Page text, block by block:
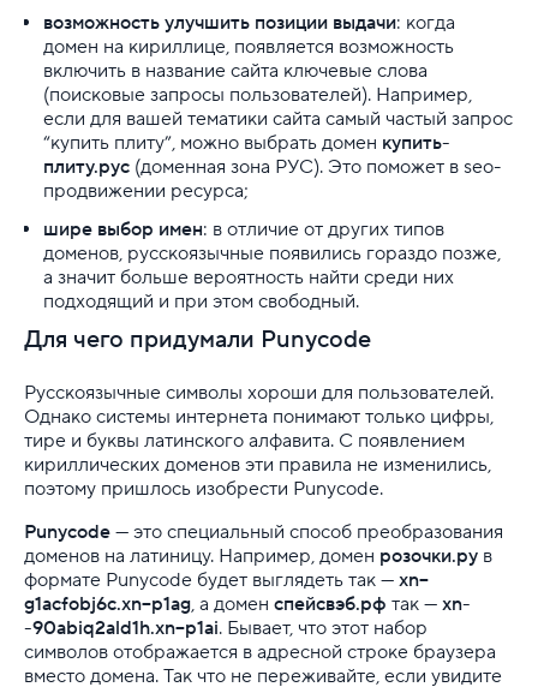
Реклама и продвижение
Для разработки
Выделенные серверы
Правила оказания услуг и ограничения
Полезная информация
Хостинг для начинающих
возможность улучшить позиции выдачи: когда
домен на кириллице, появляется возможность
включить в название сайта ключевые слова
(поисковые запросы пользователей). Например,
если для вашей тематики сайта самый частый запрос
“купить плиту”, можно выбрать домен купить-
плиту.рус (доменная зона РУС). Это поможет в seo-
продвижении ресурса;
шире выбор имен: в отличие от других типов
доменов, русскоязычные появились гораздо позже,
а значит больше вероятность найти среди них
подходящий и при этом свободный.
Для чего придумали Punycode
Русскоязычные символы хороши для пользователей.
Однако системы интернета понимают только цифры,
тире и буквы латинского алфавита. С появлением
кириллических доменов эти правила не изменились,
поэтому пришлось изобрести Punycode.
Punycode — это специальный способ преобразования
доменов на латиницу. Например, домен розочки.ру в
формате Punycode будет выглядеть так — xn--
g1acfobj6c.xn--p1ag, а домен спейсвэб.рф так — xn-
-90abiq2ald1h.xn--p1ai. Бывает, что этот набор
символов отображается в адресной строке браузера
вместо домена. Так что не переживайте, если увидите